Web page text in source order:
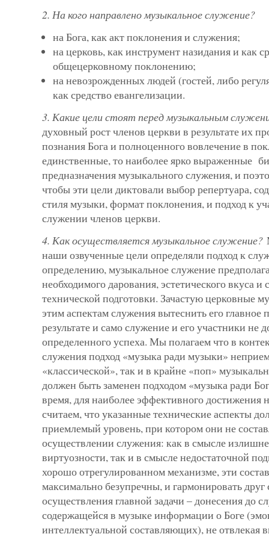
2. На кого направлено музыкальное служение?
на Бога, как акт поклонения и служения;
на церковь, как инструмент назидания и как
общецерковному поклонению;
на невозрожденных людей (гостей, либо
как средство евангелизации.
3. Какие цели стоят перед музыкальным
духовный рост членов церкви в результате их
познания Бога и полноценного вовлечение в
единственные, то наиболее ярко выраженные
предназначения музыкального служения, и
чтобы эти цели диктовали выбор репертуара,
стиля музыки, формат поклонения, и подход к
служении членов церкви.
4. Как осуществляется музыкальное служение?
наши озвученные цели определяли подход к
определению, музыкальное служение
необходимого дарования, эстетического вкуса
технической подготовки. Зачастую церковные
этим аспектам служения вытеснить его главное
результате и само служение и его участники не
определенного успеха. Мы полагаем что в
служения подход «музыка ради музыки»
«классической», так и в крайне «поп»
должен быть заменен подходом «музыка ради
время, для наиболее эффективного
считаем, что указанные технические аспекты
приемлемый уровень, при котором они не
осуществлении служения: как в смысле
виртуозности, так и в смысле недостаточной
хорошо отрегулированном механизме, эти
максимально безупречны, и гармонировать друг
осуществления главной задачи – донесения до
содержащейся в музыке информации о Боге
интеллектуальной составляющих), не отвлекая